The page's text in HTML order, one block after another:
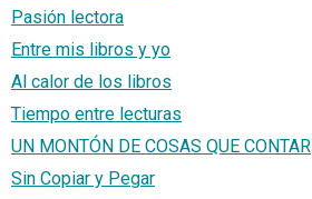
Pasión lectora
Entre mis libros y yo
Al calor de los libros
Tiempo entre lecturas
UN MONTÓN DE COSAS QUE CONTAR
Sin Copiar y Pegar